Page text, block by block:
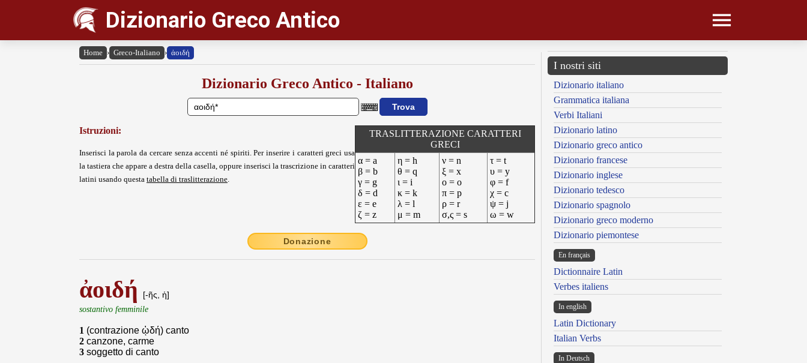
Dizionario Greco Antico
Home › Greco-Italiano › ἀοιδή
Dizionario Greco Antico - Italiano
Istruzioni:
Inserisci la parola da cercare senza accenti né spiriti. Per inserire i caratteri greci usa
la tastiera che appare a destra della casella, oppure inserisci la trascrizione in caratteri
latini usando questa tabella di traslitterazione.
TRASLITTERAZIONE CARATTERI
GRECI
α = a
β = b
γ = g
δ = d
ε = e
ζ = z
η = h
θ = q
ι = i
κ = k
λ = l
μ = m
ν = n
ξ = x
ο = o
π = p
ρ = r
σ,ς = s
τ = t
υ = y
φ = f
χ = c
ψ = j
ω = w
Donazione
ἀοιδή
[-ῆς, ἡ]
sostantivo femminile
1 (contrazione ᾠδή) canto
2 canzone, carme
3 soggetto di canto
I nostri siti
Dizionario italiano
Grammatica italiana
Verbi Italiani
Dizionario latino
Dizionario greco antico
Dizionario francese
Dizionario inglese
Dizionario tedesco
Dizionario spagnolo
Dizionario greco moderno
Dizionario piemontese
En français
Dictionnaire Latin
Verbes italiens
In english
Latin Dictionary
Italian Verbs
In Deutsch